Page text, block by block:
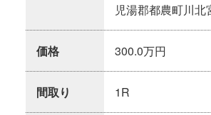
児湯郡都農町川北
価格 300.0万円
間取り 1R